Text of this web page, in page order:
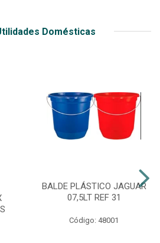
Domésticas
BALDE PLÁSTICO JAGUAR
07,5LT REF 31
Código: 48001